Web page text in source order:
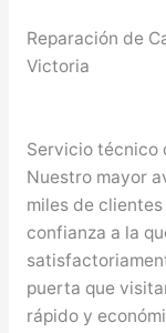
Reparación de
Victoria
Servicio técnico
Nuestro mayor
miles de
confianza a la
puerta que
rápido y